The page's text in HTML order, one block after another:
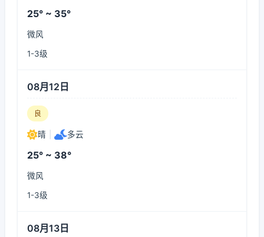
25° ~ 35°
微风
1-3级
08月12日
良
晴 多云
25° ~ 38°
微风
1-3级
08月13日